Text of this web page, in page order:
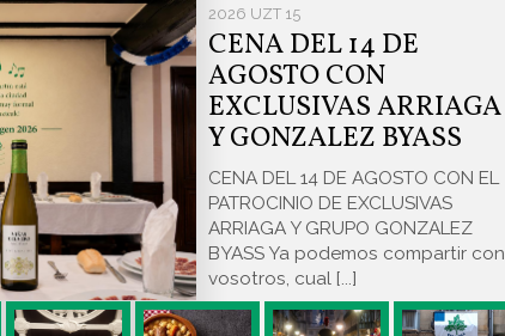
2026 UZT 15
CENA DEL 14 DE
AGOSTO CON
EXCLUSIVAS ARRIAGA
Y GONZALEZ BYASS
CENA DEL 14 DE AGOSTO CON EL
PATROCINIO DE EXCLUSIVAS
ARRIAGA Y GRUPO GONZALEZ
BYASS Ya podemos compartir con
vosotros, cual [...]